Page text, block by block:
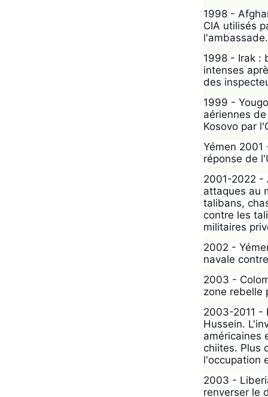
1998 -
CIA utilisés
1998 - Irak :
intenses
des
1999 -
aériennes
Kosovo par
Yémen
réponse de
2001-2022 -
attaques au
talibans,
contre les
militaires
2002 -
navale
2003 -
zone rebelle
2003-2011 -
Hussein.
américaines
chiites. Plus
l'occupation
2003 -
renverser le